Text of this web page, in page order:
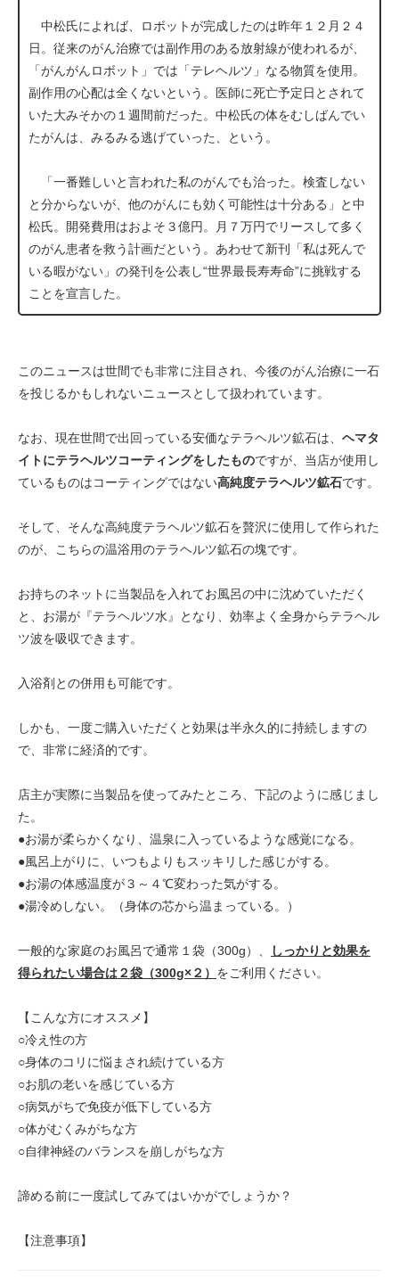
中松氏によれば、ロボットが完成したのは昨年１２月２４
日。従来のがん治療では副作用のある放射線が使われるが、
「がんがんロボット」では「テレヘルツ」なる物質を使用。
副作用の心配は全くないという。医師に死亡予定日とされて
いた大みそかの１週間前だった。中松氏の体をむしばんでい
たがんは、みるみる逃げていった、という。
「一番難しいと言われた私のがんでも治った。検査しない
と分からないが、他のがんにも効く可能性は十分ある」と中
松氏。開発費用はおよそ３億円。月７万円でリースして多く
のがん患者を救う計画だという。あわせて新刊「私は死んで
いる暇がない」の発刊を公表し“世界最長寿寿命”に挑戦する
ことを宣言した。
このニュースは世間でも非常に注目され、今後のがん治療に一石
を投じるかもしれないニュースとして扱われています。
なお、現在世間で出回っている安価なテラヘルツ鉱石は、 ヘマタ
イトにテラヘルツコーティングをしたものですが、当店が使用し
ているものはコーティングではない高純度テラヘルツ鉱石です。
そして、そんな高純度テラヘルツ鉱石を贅沢に使用して作られた
のが、こちらの温浴用のテラヘルツ鉱石の塊です。
お持ちのネットに当製品を入れてお風呂の中に沈めていただく
と、お湯が『テラヘルツ水』となり、効率よく全身からテラヘル
ツ波を吸収できます。
入浴剤との併用も可能です。
しかも、一度ご購入いただくと効果は半永久的に持続しますの
で、非常に経済的です。
店主が実際に当製品を使ってみたところ、下記のように感じまし
た。
●お湯が柔らかくなり、温泉に入っているような感覚になる。
●風呂上がりに、いつもよりもスッキリした感じがする。
●お湯の体感温度が３～４℃変わった気がする。
●湯冷めしない。（身体の芯から温まっている。）
一般的な家庭のお風呂で通常１袋（300g）、
しっかりと効果を
得られたい場合は２袋（300g×２） をご利用ください。
【こんな方にオススメ】
○冷え性の方
○身体のコリに悩まされ続けている方
○お肌の老いを感じている方
○病気がちで免疫が低下している方
○体がむくみがちな方
○自律神経のバランスを崩しがちな方
諦める前に一度試してみてはいかがでしょうか？
【注意事項】